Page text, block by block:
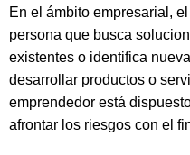
En el ámbito empresarial,
persona que busca
existentes o identifica
desarrollar productos o
emprendedor está
afrontar los riesgos con el